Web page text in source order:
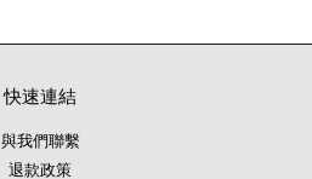
快速連結
與我們聯繫
退款政策